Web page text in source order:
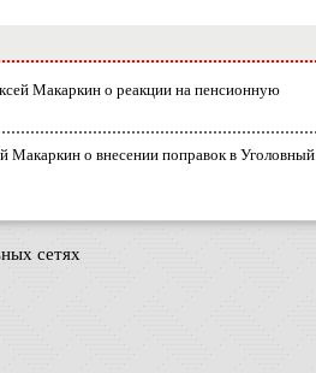
Макаркин о реакции на пенсионную
Макаркин о внесении поправок в Уголовный
сетях